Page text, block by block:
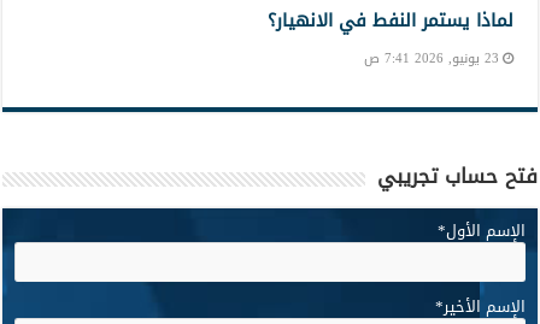
لماذا يستمر النفط في الانهيار؟
23 يونيو, 2026 7:41 ص
فتح حساب تجريبي
الإسم الأول*
الإسم الأخير*